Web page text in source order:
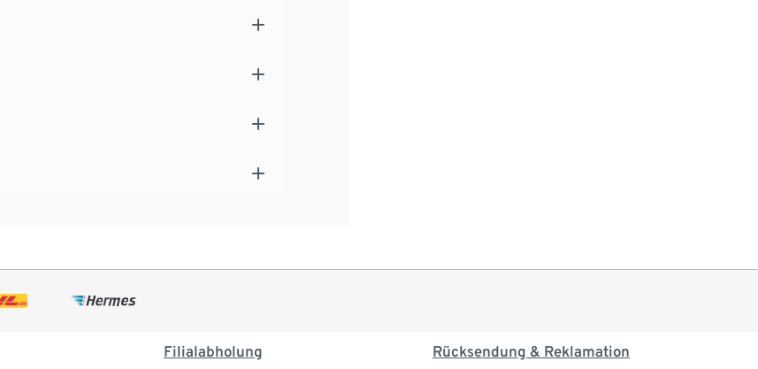
Filialabholung Rücksendung & Reklamation